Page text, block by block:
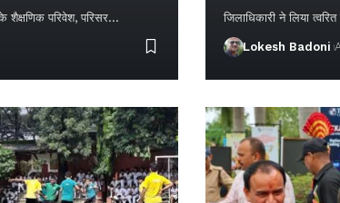
के शैक्षणिक परिवेश, परिसर… जिलाधिकारी ने लिया
Lokesh Badoni